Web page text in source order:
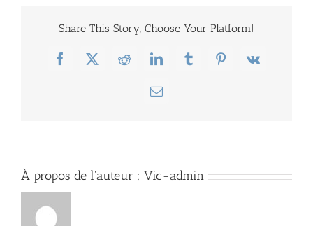
Share This Story, Choose Your Platform!
Facebook
X RedditLinkedInTumblrPinterest
Vk
Email
À propos de l'auteur : Vic-admin